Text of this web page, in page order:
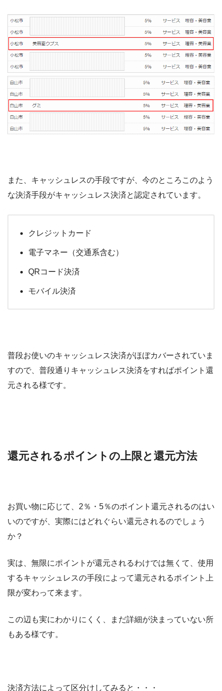
また、キャッシュレスの手段ですが、今のところこのよう
な決済手段がキャッシュレス決済と認定されています。
クレジットカード
電子マネー（交通系含む）
QRコード決済
モバイル決済
普段お使いのキャッシュレス決済がほぼカバーされていま
すので、普段通りキャッシュレス決済をすればポイント還
元される様です。
還元されるポイントの上限と還元方法
お買い物に応じて、2％・5％のポイント還元されるのはい
いのですが、実際にはどれぐらい還元されるのでしょう
か？
実は、無限にポイントが還元されるわけでは無くて、使用
するキャッシュレスの手段によって還元されるポイント上
限が変わって来ます。
この辺も実にわかりにくく、まだ詳細が決まっていない所
もある様です。
決済方法によって区分けしてみると・・・